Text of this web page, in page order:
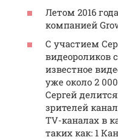
Летом 2016
компанией
С участием
видеороликов
известное
уже около 2
Сергей
зрителей
TV-каналах в
таких как: 1